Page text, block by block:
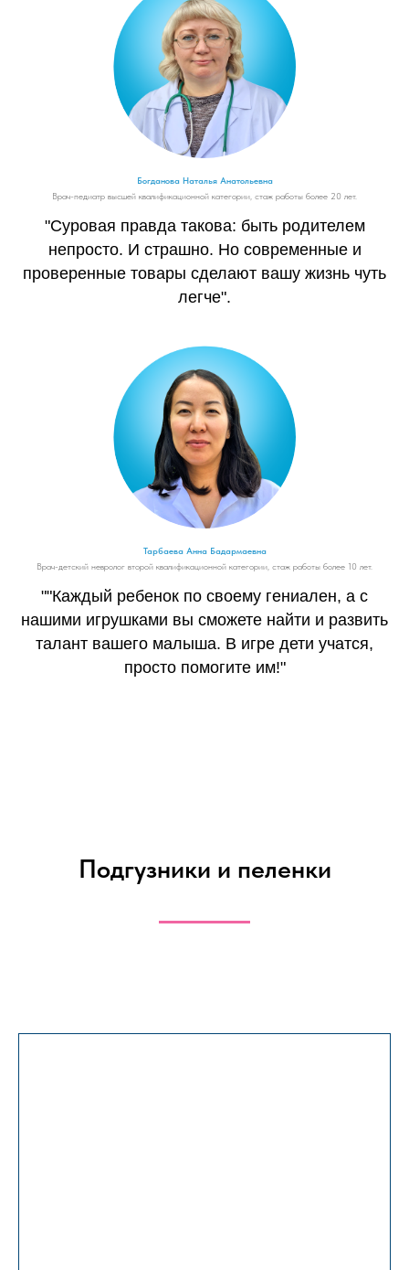
Богданова Наталья Анатольевна
Врач-педиатр высшей квалификационной категории, стаж работы более 20 лет.
"Суровая правда такова: быть родителем
непросто. И страшно. Но современные и
проверенные товары сделают вашу жизнь чуть
легче".
Тарбаева Анна Бадармаевна
Врач-детский невролог второй квалификационной категории, стаж работы более 10 лет.
""Каждый ребенок по своему гениален, а с
нашими игрушками вы сможете найти и развить
талант вашего малыша. В игре дети учатся,
просто помогите им!"
Подгузники и пеленки